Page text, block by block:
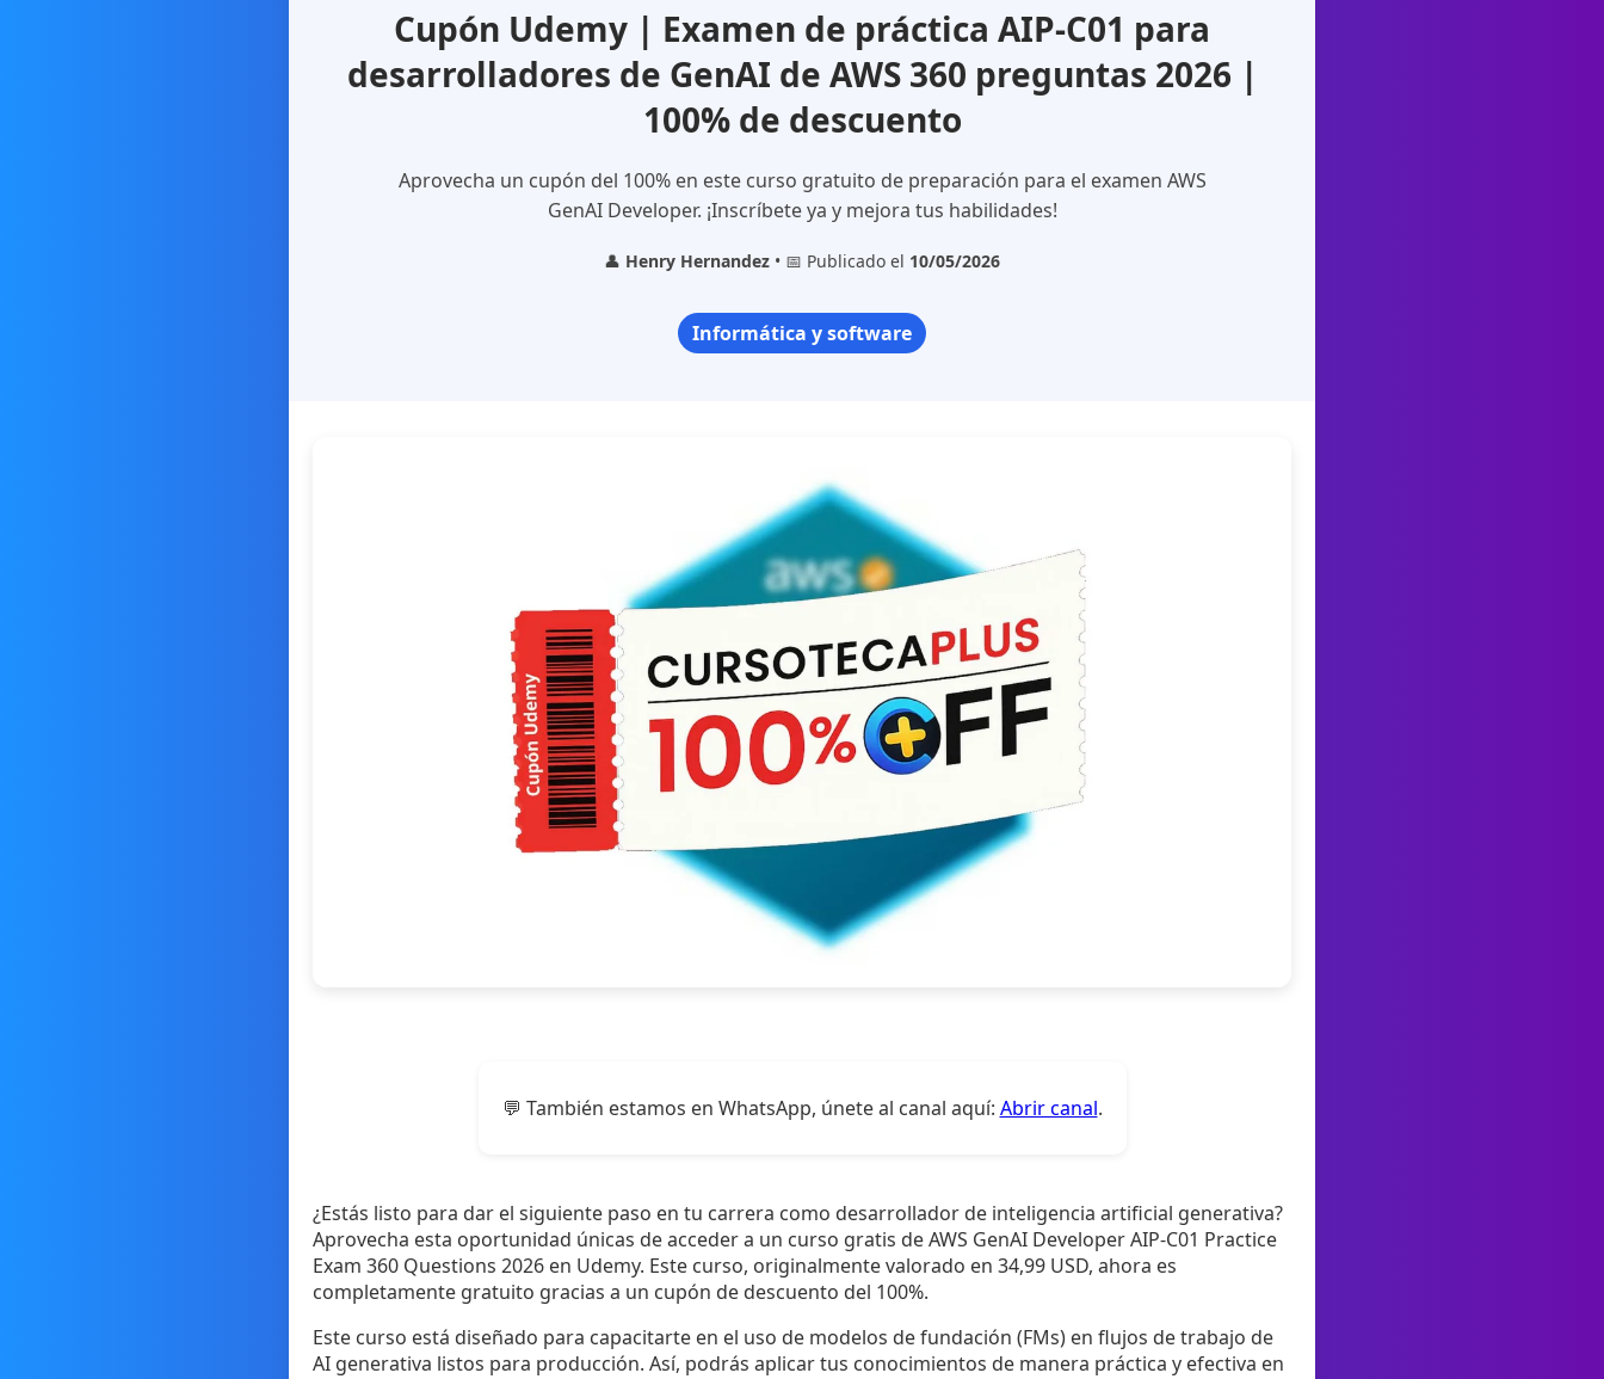
Cupón Udemy | Examen de práctica AIP-C01 para
desarrolladores de GenAI de AWS 360 preguntas 2026 |
100% de descuento
Aprovecha un cupón del 100% en este curso gratuito de preparación para el examen AWS
GenAI Developer. ¡Inscríbete ya y mejora tus habilidades!
👤 Henry Hernandez • 📅 Publicado el 10/05/2026
Informática y software
💬 También estamos en WhatsApp, únete al canal aquí: Abrir canal.
¿Estás listo para dar el siguiente paso en tu carrera como desarrollador de inteligencia artificial generativa?
Aprovecha esta oportunidad únicas de acceder a un curso gratis de AWS GenAI Developer AIP-C01 Practice
Exam 360 Questions 2026 en Udemy. Este curso, originalmente valorado en 34,99 USD, ahora es
completamente gratuito gracias a un cupón de descuento del 100%.
Este curso está diseñado para capacitarte en el uso de modelos de fundación (FMs) en flujos de trabajo de
AI generativa listos para producción. Así, podrás aplicar tus conocimientos de manera práctica y efectiva en